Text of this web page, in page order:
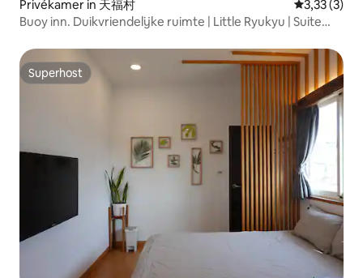
Privékamer in 天福村
3,33 (3)
Buoy inn. Duikvriendelijke ruimte | Little Ryukyu | Suite
Superhost
Superhost